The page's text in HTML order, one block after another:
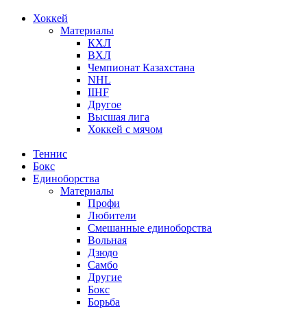
Хоккей
Материалы
КХЛ
ВХЛ
Чемпионат Казахстана
NHL
IIHF
Другое
Высшая лига
Хоккей с мячом
Теннис
Бокс
Единоборства
Материалы
Профи
Любители
Смешанные единоборства
Вольная
Дзюдо
Самбо
Другие
Бокс
Борьба